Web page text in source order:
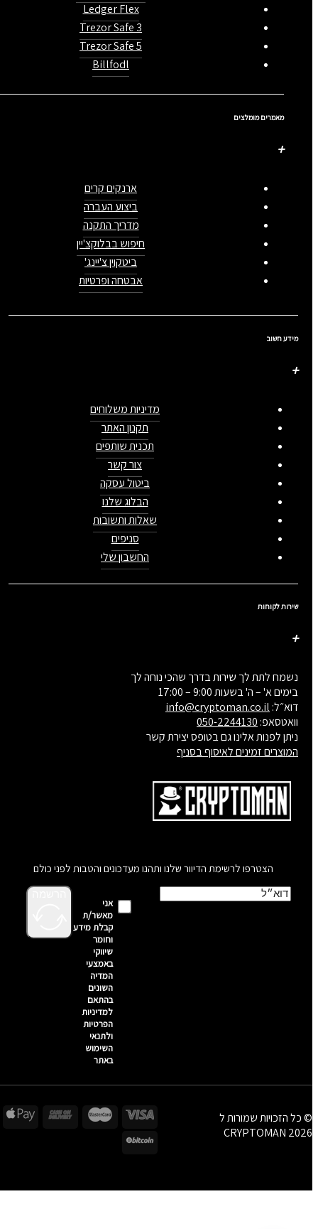
Ledger Flex
Trezor Safe 3
Trezor Safe 5
Billfodl
מאמרים מומלצים
ארנקים קרים
ביצוע העברה
מדריך התקנה
חיפוש בבלוקצ'יין
ביטקוין צ'יינג'
אבטחה ופרטיות
מידע חשוב
מדיניות משלוחים
תקנון האתר
תכנית שותפים
צור קשר
ביטול עסקה
הבלוג שלנו
שאלות ותשובות
סניפים
החשבון שלי
שירות לקוחות
נשמח לתת לך שירות בדרך שהכי נוחה לך
בימים א' – ה' בשעות 9:00 – 17:00
דוא״ל:info@cryptoman.co.il
וואטסאפ:050-2244130
ניתן לפנות אלינו גם בטופס יצירת קשר
המוצרים זמינים לאיסוף בסניף
הצטרפו לרשימת הדיוור שלנו ותהנו מעדכונים והטבות לפני כולם
אני
מאשר/ת
קבלת מידע
וחומר
שיווקי
באמצעי
המדיה
השונים
בהתאם
למדיניות
הפרטיות
ולתנאי
השימוש
באתר
הרשמה
© כל הזכויות שמורות ל
CRYPTOMAN 2026